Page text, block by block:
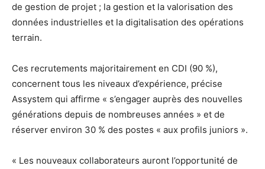
de gestion de projet ; la gestion et la valorisation des
données industrielles et la digitalisation des opérations
terrain.
Ces recrutements majoritairement en CDI (90 %),
concernent tous les niveaux d’expérience, précise
Assystem qui affirme « s’engager auprès des nouvelles
générations depuis de nombreuses années » et de
réserver environ 30 % des postes « aux profils juniors ».
« Les nouveaux collaborateurs auront l’opportunité de